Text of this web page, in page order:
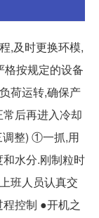
,及时更换环模,
按规定的设备
荷运转,确保产
后再进入冷却
调整) ①一抓,用
水分.刚制粒时
班人员认真交
控制 ●开机之